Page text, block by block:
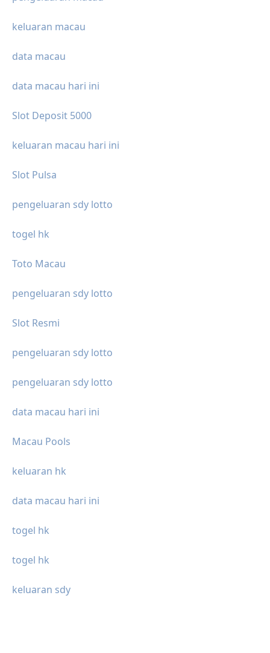
keluaran macau
data macau
data macau hari ini
Slot Deposit 5000
keluaran macau hari ini
Slot Pulsa
pengeluaran sdy lotto
togel hk
Toto Macau
pengeluaran sdy lotto
Slot Resmi
pengeluaran sdy lotto
pengeluaran sdy lotto
data macau hari ini
Macau Pools
keluaran hk
data macau hari ini
togel hk
togel hk
keluaran sdy